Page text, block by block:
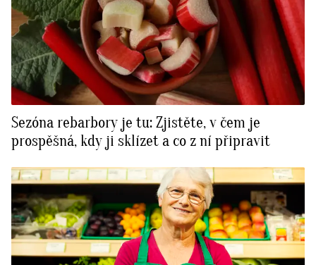
Sezóna rebarbory je tu: Zjistěte, v čem je
prospěšná, kdy ji sklízet a co z ní připravit